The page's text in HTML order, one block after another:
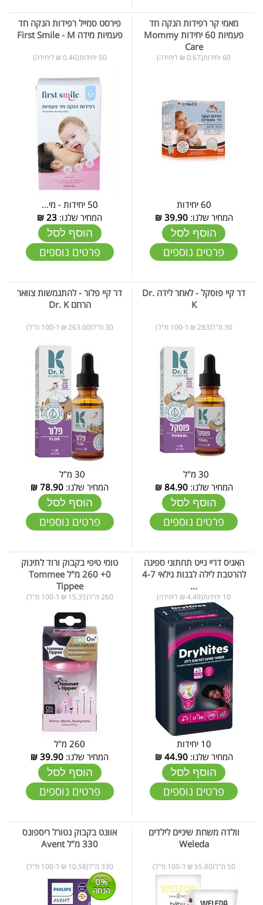
מאמי קר רפידות הנקה חד
פעמיות 60 יחידות Mommy
Care
60 יחידות(0.67 ₪ ליחידה)
60 יחידות
המחיר שלנו:39.90
₪
הוסף לסל
פרטים נוספים
פירסט סמייל רפידות הנקה חד
פעמיות מידה First Smile - M
50 יחידות(0.46 ₪ ליחידה)
50 יחידות - מי...
המחיר שלנו: 23
₪
הוסף לסל
פרטים נוספים
דר קיי פוסקל - לאחר לידה Dr.
K
30 מ"ל(283 ₪ ל-100 מ"ל)
30 מ"ל
המחיר שלנו:84.90
₪
הוסף לסל
פרטים נוספים
דר קיי פלור - להתגמשות צוואר
הרחם Dr. K
30 מ"ל(263.00 ₪ ל-100 מ"ל)
30 מ"ל
המחיר שלנו: 78.90
₪
הוסף לסל
פרטים נוספים
האגיס דריי נייט תחתוני ספיגה
להרטבת לילה לבנות גילאי 4-7
...
10 יחידות(4.49 ₪ ליחידה)
10 יחידות
המחיר שלנו:44.90
₪
הוסף לסל
פרטים נוספים
טומי טיפי בקבוק ורוד לתינוק
0+ 260 מ"ל Tommee
Tippee
260 מ"ל(15.35 ₪ ל-100 מ"ל)
260 מ"ל
המחיר שלנו: 39.90
₪
הוסף לסל
פרטים נוספים
וולדה משחת שיניים לילדים
Weleda
50 מ"ל(55.80 ₪ ל-100 מ"ל)
אוונט בקבוק נטורל ריספונס
330 מ"ל Avent
330 מ"ל(10.58 ₪ ל-100 מ"ל)
0%
הנחה